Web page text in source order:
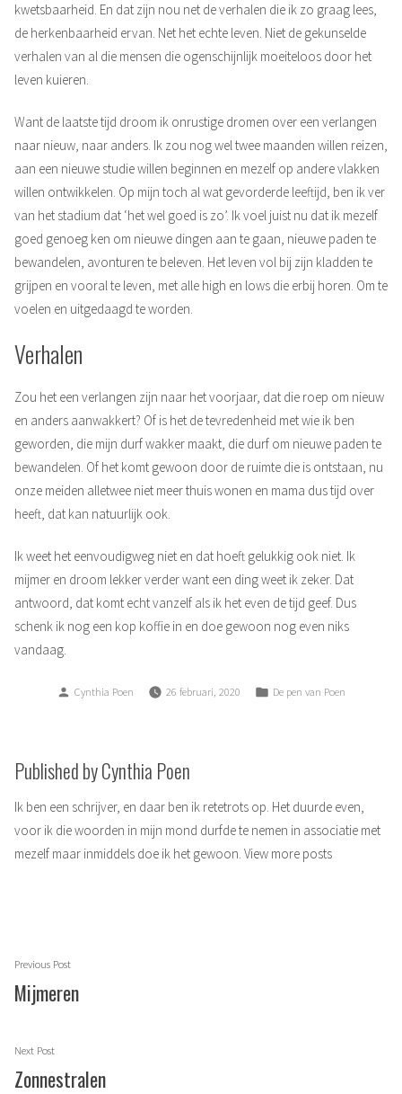
kwetsbaarheid. En dat zijn nou net de verhalen die ik zo graag lees,
de herkenbaarheid ervan. Net het echte leven. Niet de gekunselde
verhalen van al die mensen die ogenschijnlijk moeiteloos door het
leven kuieren.
Want de laatste tijd droom ik onrustige dromen over een verlangen
naar nieuw, naar anders. Ik zou nog wel twee maanden willen reizen,
aan een nieuwe studie willen beginnen en mezelf op andere vlakken
willen ontwikkelen. Op mijn toch al wat gevorderde leeftijd, ben ik ver
van het stadium dat ‘het wel goed is zo’. Ik voel juist nu dat ik mezelf
goed genoeg ken om nieuwe dingen aan te gaan, nieuwe paden te
bewandelen, avonturen te beleven. Het leven vol bij zijn kladden te
grijpen en vooral te leven, met alle high en lows die erbij horen. Om te
voelen en uitgedaagd te worden.
Verhalen
Zou het een verlangen zijn naar het voorjaar, dat die roep om nieuw
en anders aanwakkert? Of is het de tevredenheid met wie ik ben
geworden, die mijn durf wakker maakt, die durf om nieuwe paden te
bewandelen. Of het komt gewoon door de ruimte die is ontstaan, nu
onze meiden alletwee niet meer thuis wonen en mama dus tijd over
heeft, dat kan natuurlijk ook.
Ik weet het eenvoudigweg niet en dat hoeft gelukkig ook niet. Ik
mijmer en droom lekker verder want een ding weet ik zeker. Dat
antwoord, dat komt echt vanzelf als ik het even de tijd geef. Dus
schenk ik nog een kop koffie in en doe gewoon nog even niks
vandaag.
Posted
Cynthia Poen 26 februari, 2020
Posted
De pen van Poen
Published by Cynthia Poen
Ik ben een schrijver, en daar ben ik retetrots op. Het duurde even,
voor ik die woorden in mijn mond durfde te nemen in associatie met
mezelf maar inmiddels doe ik het gewoon. View more posts
Berichtnavigatie
Previous PostPrevious
Mijmeren
Next PostNext
post:
Zonnestralen